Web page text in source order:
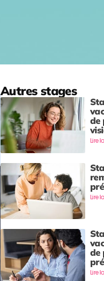
Autres stages
de
Lire
Lire
de
Lire